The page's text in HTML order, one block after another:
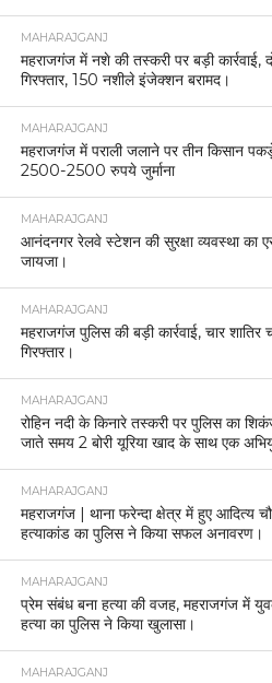
MAHARAJGANJ
महराजगंज में नशे की तस्करी पर बड़ी कार्रवाई,
गिरफ्तार, 150 नशीले इंजेक्शन बरामद।
MAHARAJGANJ
महराजगंज में पराली जलाने पर तीन किसान
2500-2500 रुपये जुर्माना
MAHARAJGANJ
आनंदनगर रेलवे स्टेशन की सुरक्षा व्यवस्था का
जायजा।
MAHARAJGANJ
महराजगंज पुलिस की बड़ी कार्रवाई, चार शातिर
गिरफ्तार।
MAHARAJGANJ
रोहिन नदी के किनारे तस्करी पर पुलिस का
जाते समय 2 बोरी यूरिया खाद के साथ एक
MAHARAJGANJ
महराजगंज | थाना फरेन्दा क्षेत्र में हुए आदित्य
हत्याकांड का पुलिस ने किया सफल अनावरण।
MAHARAJGANJ
प्रेम संबंध बना हत्या की वजह, महराजगंज में
हत्या का पुलिस ने किया खुलासा।
MAHARAJGANJ